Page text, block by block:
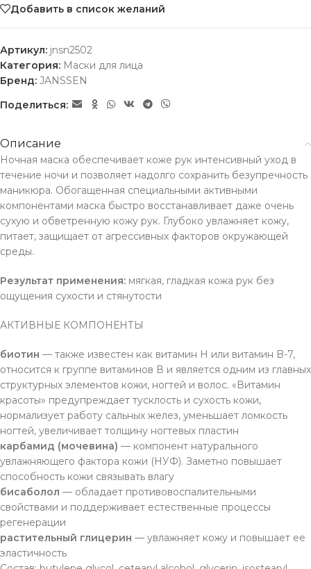
Добавить в список желаний
Артикул: jnsn2502
Категория: Маски для лица
Бренд: JANSSEN
Поделиться:
Описание
Ночная маска обеспечивает коже рук интенсивный уход в
течение ночи и позволяет надолго сохранить безупречность
маникюра. Обогащенная специальными активными
компонентами маска быстро восстанавливает даже очень
сухую и обветренную кожу рук. Глубоко увлажняет кожу,
питает, защищает от агрессивных факторов окружающей
среды.
Результат применения: мягкая, гладкая кожа рук без
ощущения сухости и стянутости
АКТИВНЫЕ КОМПОНЕНТЫ
биотин — также известен как витамин Н или витамин B-7,
относится к группе витаминов В и является одним из главных
структурных элементов кожи, ногтей и волос. «Витамин
красоты» предупреждает тусклость и сухость кожи,
нормализует работу сальных желез, уменьшает ломкость
ногтей, увеличивает толщину ногтевых пластин
карбамид (мочевина) — компонент натурального
увлажняющего фактора кожи (НУФ). Заметно повышает
способность кожи связывать влагу
бисаболол — обладает противовоспалительными
свойствами и поддерживает естественные процессы
регенерации
растительный глицерин — увлажняет кожу и повышает ее
эластичность